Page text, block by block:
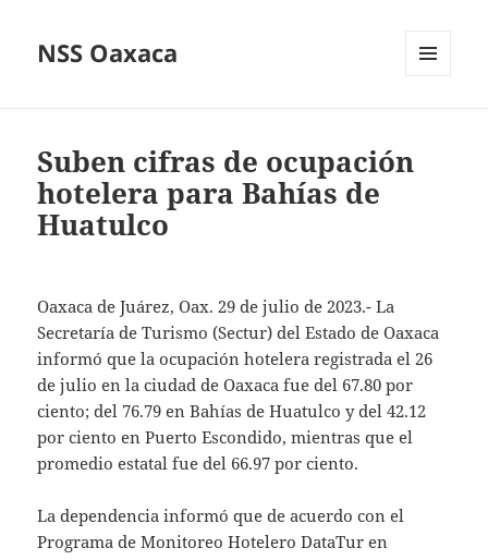
NSS Oaxaca
Suben cifras de ocupación
hotelera para Bahías de
Huatulco
Oaxaca de Juárez, Oax. 29 de julio de 2023.- La
Secretaría de Turismo (Sectur) del Estado de Oaxaca
informó que la ocupación hotelera registrada el 26
de julio en la ciudad de Oaxaca fue del 67.80 por
ciento; del 76.79 en Bahías de Huatulco y del 42.12
por ciento en Puerto Escondido, mientras que el
promedio estatal fue del 66.97 por ciento.
La dependencia informó que de acuerdo con el
Programa de Monitoreo Hotelero DataTur en